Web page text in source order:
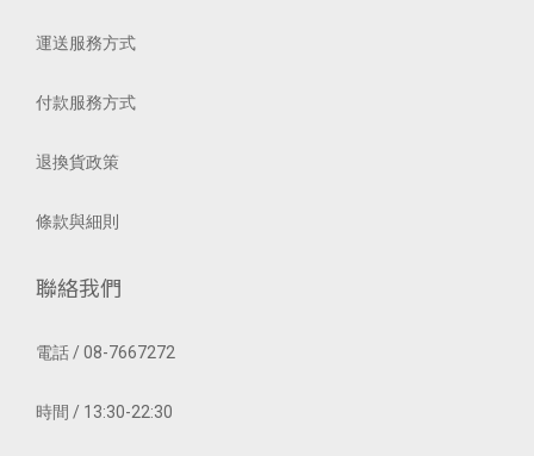
運送服務方式
付款服務方式
退換貨政策
條款與細則
聯絡我們
電話 / 08-7667272
時間 / 13:30-22:30